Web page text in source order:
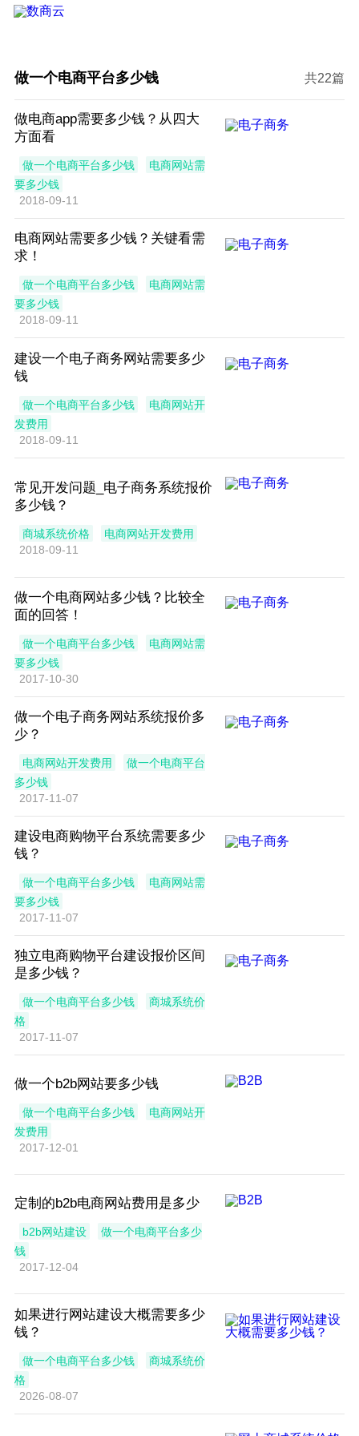
做一个电商平台多少钱 共22篇
做电商app需要多少钱？从四大
方面看
做一个电商平台多少钱
电商网站需
要多少钱
2018-09-11
电商网站需要多少钱？关键看需
求！
做一个电商平台多少钱
电商网站需
要多少钱
2018-09-11
建设一个电子商务网站需要多少
钱
做一个电商平台多少钱
电商网站开
发费用
2018-09-11
常见开发问题_电子商务系统报价
多少钱？
商城系统价格
电商网站开发费用
2018-09-11
做一个电商网站多少钱？比较全
面的回答！
做一个电商平台多少钱
电商网站需
要多少钱
2017-10-30
做一个电子商务网站系统报价多
少？
电商网站开发费用
做一个电商平台
多少钱
2017-11-07
建设电商购物平台系统需要多少
钱？
做一个电商平台多少钱
电商网站需
要多少钱
2017-11-07
独立电商购物平台建设报价区间
是多少钱？
做一个电商平台多少钱
商城系统价
格
2017-11-07
做一个b2b网站要多少钱
做一个电商平台多少钱
电商网站开
发费用
2017-12-01
定制的b2b电商网站费用是多少
b2b网站建设
做一个电商平台多少
钱
2017-12-04
如果进行网站建设大概需要多少
钱？
做一个电商平台多少钱
商城系统价
格
2026-08-07